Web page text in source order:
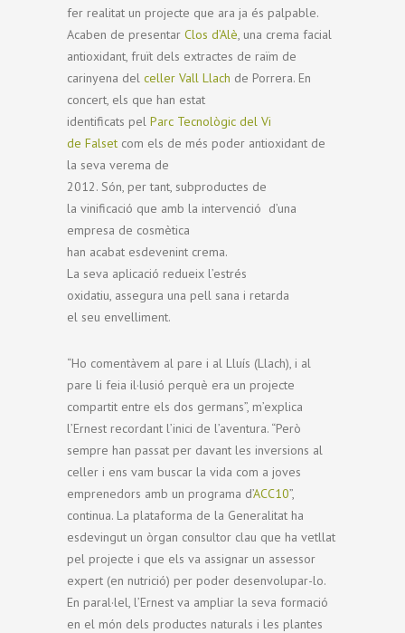
fer realitat un projecte que ara ja és palpable.
Acaben de presentar Clos d’Alè, una crema facial
antioxidant, fruït dels extractes de raïm de
carinyena del celler Vall Llach de Porrera. En
concert, els que han estat
identificats pel Parc Tecnològic del Vi
de Falset com els de més poder antioxidant de
la seva verema de
2012. Són, per tant, subproductes de
la vinificació que amb la intervenció d’una
empresa de cosmètica
han acabat esdevenint crema.
La seva aplicació redueix l’estrés
oxidatiu, assegura una pell sana i retarda
el seu envelliment.
“Ho comentàvem al pare i al Lluís (Llach), i al
pare li feia il·lusió perquè era un projecte
compartit entre els dos germans”, m’explica
l’Ernest recordant l’inici de l’aventura. “Però
sempre han passat per davant les inversions al
celler i ens vam buscar la vida com a joves
emprenedors amb un programa d’ACC10”,
continua. La plataforma de la Generalitat ha
esdevingut un òrgan consultor clau que ha vetllat
pel projecte i que els va assignar un assessor
expert (en nutrició) per poder desenvolupar-lo.
En paral·lel, l’Ernest va ampliar la seva formació
en el món dels productes naturals i les plantes